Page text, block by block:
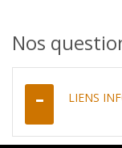
Nos
LIENS